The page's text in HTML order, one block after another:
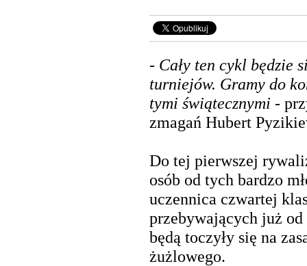
- Cały ten cykl będzie
turniejów. Gramy do
tymi świątecznymi -
zmagań Hubert
Do tej pierwszej
osób od tych bardzo
uczennica czwartej
przebywających już
będą toczyły się na
żużlowego.